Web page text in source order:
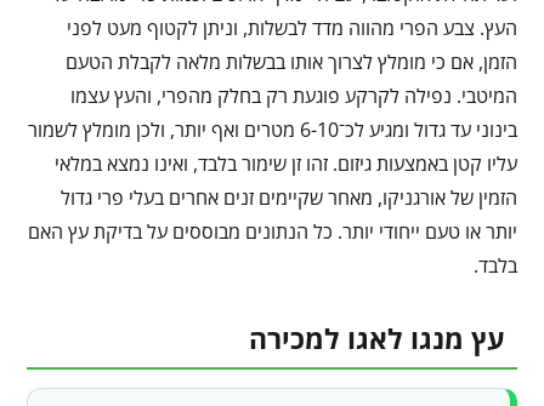
העץ. צבע הפרי מהווה מדד לבשלות, וניתן לקטוף מעט לפני
הזמן, אם כי מומלץ לצרוך אותו בבשלות מלאה לקבלת הטעם
המיטבי. נפילה לקרקע פוגעת רק בחלק מהפרי, והעץ עצמו
בינוני עד גדול ומגיע לכ־6-10 מטרים ואף יותר, ולכן מומלץ לשמור
עליו קטן באמצעות גיזום. זהו זן שימור בלבד, ואינו נמצא במלאי
הזמין של אורגניקו, מאחר שקיימים זנים אחרים בעלי פרי גדול
יותר או טעם ייחודי יותר. כל הנתונים מבוססים על בדיקת עץ האם
בלבד.
עץ מנגו לאגו למכירה